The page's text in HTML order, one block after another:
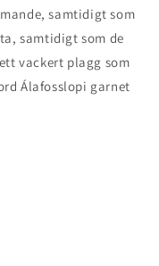
samtidigt som
samtidigt som de
vackert plagg som
Álafosslopi garnet